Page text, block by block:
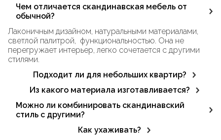
Чем отличается скандинавская мебель от
обычной?
Лаконичным дизайном, натуральными материалами,
светлой палитрой, функциональностью. Она не
перегружает интерьер, легко сочетается с другими
стилями.
Подходит ли для небольших квартир?
Да. Благодаря визуальной лёгкости и компактным
формам скандинавская мебель идеально смотрится в
ограниченном пространстве.
Из какого материала изготавливается?
В основном используется массив дерева (дуб, ясень,
бук), шпон, МДФ, латунь и стекло. Все материалы
Можно ли комбинировать скандинавский
стиль с другими?
Да, он отлично сочетается с лофтом, современным
Как ухаживать?